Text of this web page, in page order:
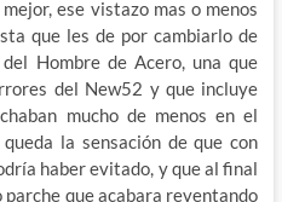
ese vistazo mas o menos
que les de por cambiarlo de
Hombre de Acero, una que
del New52 y que incluye
mucho de menos en el
la sensación de que con
haber evitado, y que al final
parche que acabara reventando